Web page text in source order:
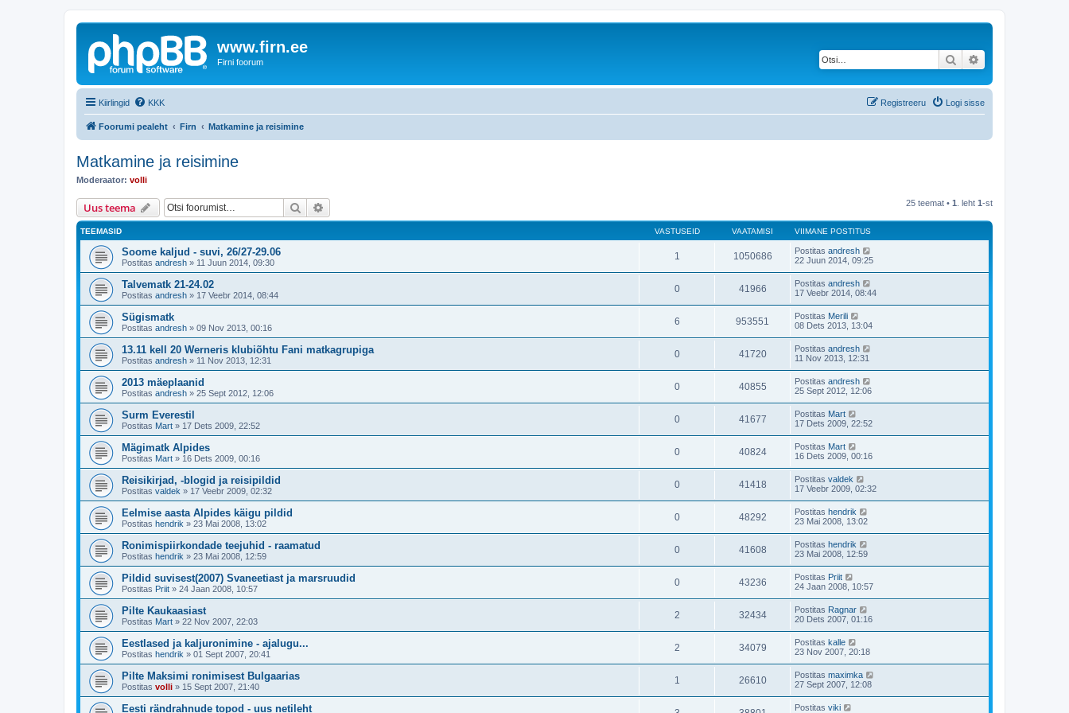
www.firn.ee
Firni foorum Otsi
Kiirlingid KKK Logi sisse
Registreeru
Foorumi pealeht Firn Matkamine ja reisimine
Matkamine ja reisimine
Moderaator: volli
Uus teema Otsi 25 teemat • 1 . leht 1-st
TEEMASID VASTUSEID VAATAMISI VIIMANE POSTITUS
Soome kaljud - suvi, 26/27-29.06
Postitas andresh » 11 Juun 2014, 09:30
1 1050686 Postitas andresh
22 Juun 2014, 09:25
Talvematk 21-24.02
Postitas andresh » 17 Veebr 2014, 08:44
0 41966 Postitas andresh
17 Veebr 2014, 08:44
Sügismatk
Postitas andresh » 09 Nov 2013, 00:16
6 953551 Postitas Merili
08 Dets 2013, 13:04
13.11 kell 20 Werneris klubiõhtu Fani matkagrupiga
Postitas andresh » 11 Nov 2013, 12:31
0 41720 Postitas andresh
11 Nov 2013, 12:31
2013 mäeplaanid
Postitas andresh » 25 Sept 2012, 12:06
0 40855 Postitas andresh
25 Sept 2012, 12:06
Surm Everestil
Postitas Mart » 17 Dets 2009, 22:52
0 41677 Postitas Mart
17 Dets 2009, 22:52
Mägimatk Alpides
Postitas Mart » 16 Dets 2009, 00:16
0 40824 Postitas Mart
16 Dets 2009, 00:16
Reisikirjad, -blogid ja reisipildid
Postitas valdek » 17 Veebr 2009, 02:32
0 41418 Postitas valdek
17 Veebr 2009, 02:32
Eelmise aasta Alpides käigu pildid
Postitas hendrik » 23 Mai 2008, 13:02
0 48292 Postitas hendrik
23 Mai 2008, 13:02
Ronimispiirkondade teejuhid - raamatud
Postitas hendrik » 23 Mai 2008, 12:59
0 41608 Postitas hendrik
23 Mai 2008, 12:59
Pildid suvisest(2007) Svaneetiast ja marsruudid
Postitas Priit » 24 Jaan 2008, 10:57
0 43236 Postitas Priit
24 Jaan 2008, 10:57
Pilte Kaukaasiast
Postitas Mart » 22 Nov 2007, 22:03
2 32434 Postitas Ragnar
20 Dets 2007, 01:16
Eestlased ja kaljuronimine - ajalugu...
Postitas hendrik » 01 Sept 2007, 20:41
2 34079 Postitas kalle
23 Nov 2007, 20:18
Pilte Maksimi ronimisest Bulgaarias
Postitas volli » 15 Sept 2007, 21:40
1 26610 Postitas maximka
27 Sept 2007, 12:08
Eesti rändrahnude topod - uus netileht Postitas viki